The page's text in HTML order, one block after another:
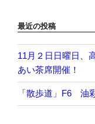
最近の投稿
11月２日日曜日、
あい茶席開催！
「散歩道」F6 油